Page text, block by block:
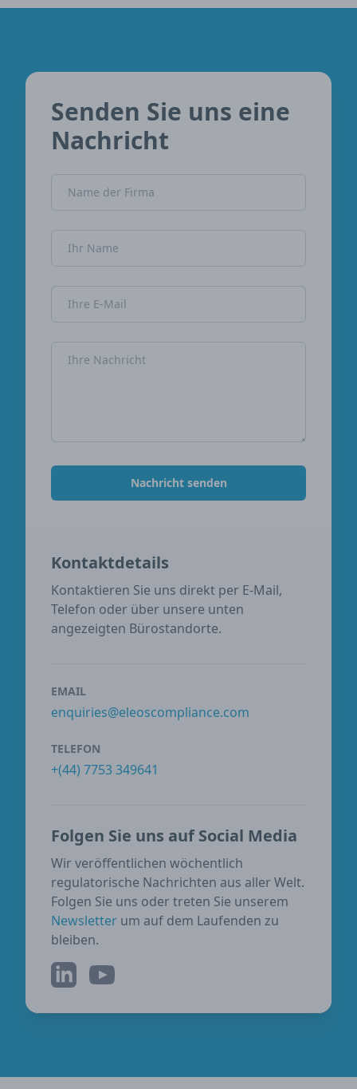
Senden Sie uns eine
Nachricht
Nachricht senden
Kontaktdetails
Kontaktieren Sie uns direkt per E-Mail,
Telefon oder über unsere unten
angezeigten Bürostandorte.
EMAIL
enquiries@eleoscompliance.com
TELEFON
+(44) 7753 349641
Folgen Sie uns auf Social Media
Wir veröffentlichen wöchentlich
regulatorische Nachrichten aus aller Welt.
Folgen Sie uns oder treten Sie unserem
Newsletter um auf dem Laufenden zu
bleiben.
LinkedInYouTube